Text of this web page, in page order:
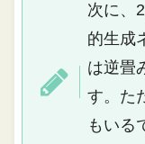
次に、
的生成
は逆畳
す。た
もいる